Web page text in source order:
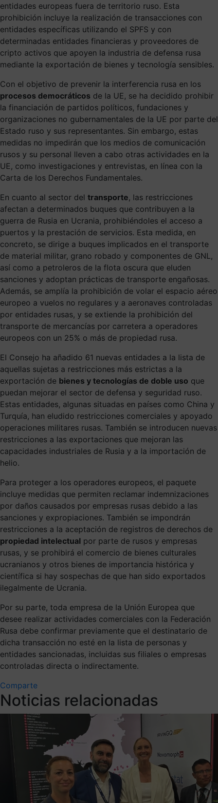
entidades europeas fuera de territorio ruso. Esta
prohibición incluye la realización de transacciones con
entidades específicas utilizando el SPFS y con
determinadas entidades financieras y proveedores de
cripto activos que apoyen la industria de defensa rusa
mediante la exportación de bienes y tecnología sensibles.
Con el objetivo de prevenir la interferencia rusa en los
procesos democráticos de la UE, se ha decidido prohibir
la financiación de partidos políticos, fundaciones y
organizaciones no gubernamentales de la UE por parte del
Estado ruso y sus representantes. Sin embargo, estas
medidas no impedirán que los medios de comunicación
rusos y su personal lleven a cabo otras actividades en la
UE, como investigaciones y entrevistas, en línea con la
Carta de los Derechos Fundamentales.
En cuanto al sector del transporte, las restricciones
afectan a determinados buques que contribuyen a la
guerra de Rusia en Ucrania, prohibiéndoles el acceso a
puertos y la prestación de servicios. Esta medida, en
concreto, se dirige a buques implicados en el transporte
de material militar, grano robado y componentes de GNL,
así como a petroleros de la flota oscura que eluden
sanciones y adoptan prácticas de transporte engañosas.
Además, se amplía la prohibición de volar el espacio aéreo
europeo a vuelos no regulares y a aeronaves controladas
por entidades rusas, y se extiende la prohibición del
transporte de mercancías por carretera a operadores
europeos con un 25% o más de propiedad rusa.
El Consejo ha añadido 61 nuevas entidades a la lista de
aquellas sujetas a restricciones más estrictas a la
exportación de bienes y tecnologías de doble uso que
puedan mejorar el sector de defensa y seguridad ruso.
Estas entidades, algunas situadas en países como China y
Turquía, han eludido restricciones comerciales y apoyado
operaciones militares rusas. También se introducen nuevas
restricciones a las exportaciones que mejoran las
capacidades industriales de Rusia y a la importación de
helio.
Para proteger a los operadores europeos, el paquete
incluye medidas que permiten reclamar indemnizaciones
por daños causados por empresas rusas debido a las
sanciones y expropiaciones. También se impondrán
restricciones a la aceptación de registros de derechos de
propiedad intelectual por parte de rusos y empresas
rusas, y se prohibirá el comercio de bienes culturales
ucranianos y otros bienes de importancia histórica y
científica si hay sospechas de que han sido exportados
ilegalmente de Ucrania.
Por su parte, toda empresa de la Unión Europea que
desee realizar actividades comerciales con la Federación
Rusa debe confirmar previamente que el destinatario de
dicha transacción no esté en la lista de personas y
entidades sancionadas, incluidas sus filiales o empresas
controladas directa o indirectamente.
Comparte
Noticias relacionadas